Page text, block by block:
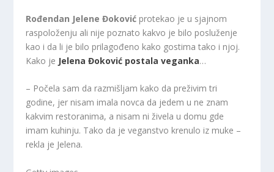
Rođendan Jelene Đoković protekao je u sjajnom
raspoloženju ali nije poznato kakvo je bilo posluženje
kao i da li je bilo prilagođeno kako gostima tako i njoj.
Kako je Jelena Đoković postala veganka…
– Počela sam da razmišljam kako da preživim tri
godine, jer nisam imala novca da jedem u ne znam
kakvim restoranima, a nisam ni živela u domu gde
imam kuhinju. Tako da je veganstvo krenulo iz muke –
rekla je Jelena.